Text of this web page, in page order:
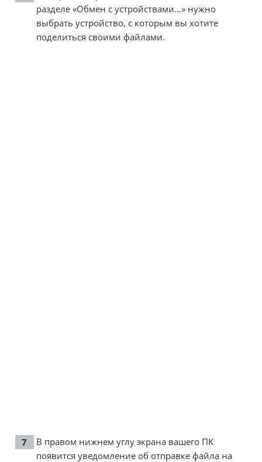
разделе «Обмен с устройствами…» нужно
выбрать устройство, с которым вы хотите
поделиться своими файлами.
В правом нижнем углу экрана вашего ПК
появится уведомление об отправке файла на